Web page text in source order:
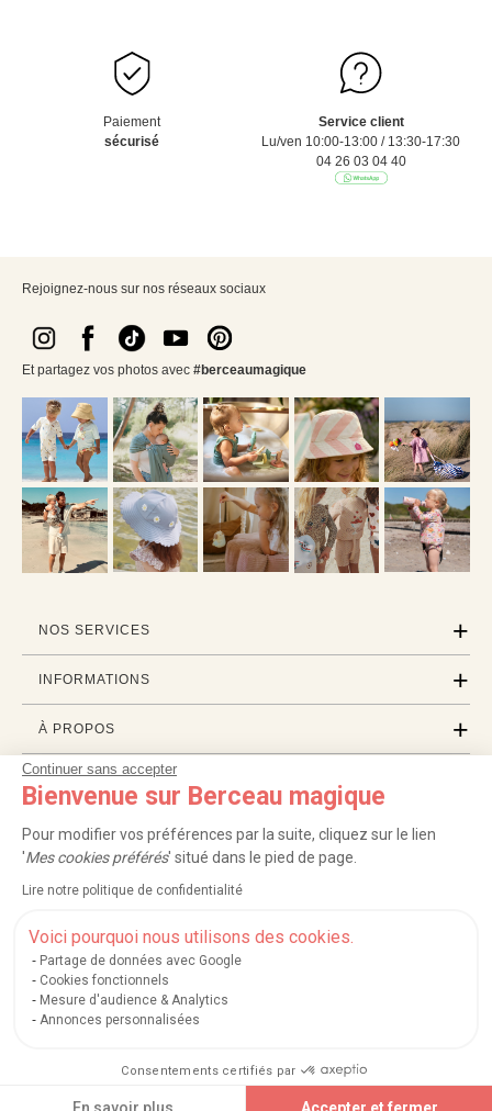
Continuer sans accepter
Bienvenue sur Berceau magique
Pour modifier vos préférences par la suite, cliquez sur le lien
'Mes cookies préférés' situé dans le pied de page.
Lire notre politique de confidentialité
Voici pourquoi nous utilisons des cookies.
Partage de données avec Google
Cookies fonctionnels
Mesure d'audience & Analytics
Annonces personnalisées
Consentements certifiés par
Ajouter au panier
Paiement
sécurisé
Service client
Lu/ven 10:00-13:00 / 13:30-17:30
04 26 03 04 40
Rejoignez-nous sur nos réseaux sociaux
Et partagez vos photos avec #berceaumagique
NOS SERVICES
INFORMATIONS
À PROPOS
PROFESSIONNELS
LISTES CADEAUX
Service après-vente| FAQ |Rappels de produits|Protection des données
Mentions légales et crédits Conditions générales de ventes
Nos moyens de paiement sécurisés
Exauceur de souhaits© 2004-2026